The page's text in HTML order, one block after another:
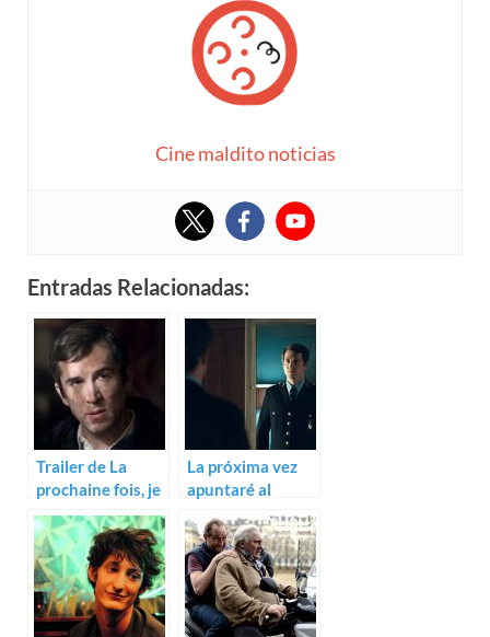
Cine maldito noticias
Entradas Relacionadas:
Trailer de La
prochaine fois, je
viserai le coeur
La próxima vez
apuntaré al
corazón (Cédric
Anger)